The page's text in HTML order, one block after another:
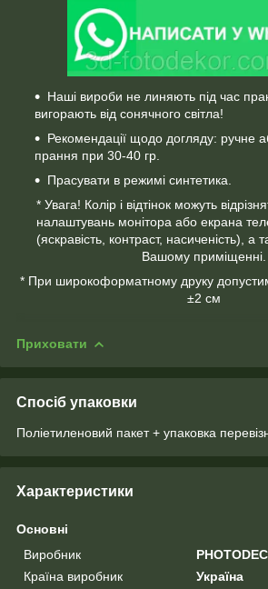
Наші вироби не линяють під час
вигорають від сонячного світла!
Рекомендації щодо догляду: ручне
прання при 30-40 гр.
Прасувати в режимі синтетика.
* Увага! Колір і відтінок можуть
налаштувань монітора або екрана
(яскравість, контраст, насиченість), а
Вашому приміщенні.
* При широкоформатному друку
±2 см
Приховати
Спосіб упаковки
Поліетиленовий пакет + упаковка
Характеристики
Основні
Виробник
Країна виробник
Україна